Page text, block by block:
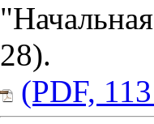
28).
(PDF,